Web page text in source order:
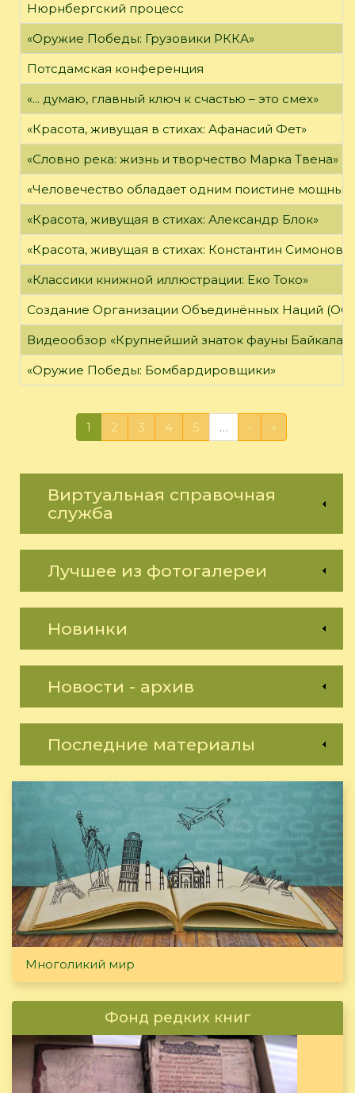
Нюрнбергский процесс
«Оружие Победы: Грузовики РККА»
Потсдамская конференция
«... думаю, главный ключ к счастью – это смех»
«Красота, живущая в стихах: Афанасий Фет»
«Словно река: жизнь и творчество Марка Твена»
«Человечество обладает одним поистине
«Красота, живущая в стихах: Александр Блок»
«Красота, живущая в стихах: Константин Симонов»
«Классики книжной иллюстрации: Еко Токо»
Создание Организации Объединённых Наций
Видеообзор «Крупнейший знаток фауны Байкала»
«Оружие Победы: Бомбардировщики»
1 2 3 4 5 … › »
Виртуальная справочная
служба
Лучшее из фотогалереи
Новинки
Новости - архив
Последние материалы
Многоликий мир
Фонд редких книг